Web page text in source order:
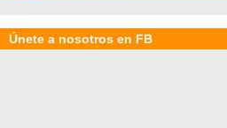
Únete a nosotros en FB